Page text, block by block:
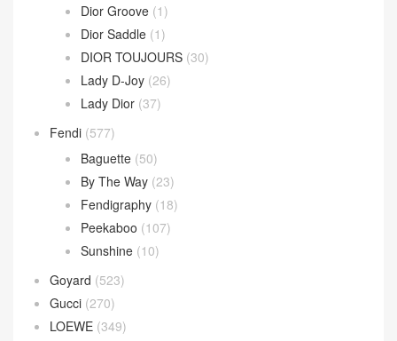
Dior Groove (1)
Dior Saddle (1)
DIOR TOUJOURS (30)
Lady D-Joy (26)
Lady Dior (37)
Fendi (577)
Baguette (50)
By The Way (23)
Fendigraphy (18)
Peekaboo (107)
Sunshine (10)
Goyard (523)
Gucci (270)
LOEWE (349)